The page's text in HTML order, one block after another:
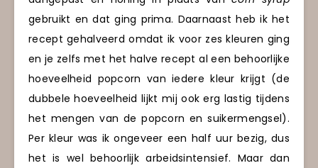
gebruikt en dat ging prima. Daarnaast heb ik het
recept gehalveerd omdat ik voor zes kleuren ging
en je zelfs met het halve recept al een behoorlijke
hoeveelheid popcorn van iedere kleur krijgt (de
dubbele hoeveelheid lijkt mij ook erg lastig tijdens
het mengen van de popcorn en suikermengsel).
Per kleur was ik ongeveer een half uur bezig, dus
het is wel behoorlijk arbeidsintensief. Maar dan